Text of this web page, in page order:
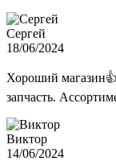
Сергей
18/06/2024
Хороший
запчасть.
Виктор
14/06/2024